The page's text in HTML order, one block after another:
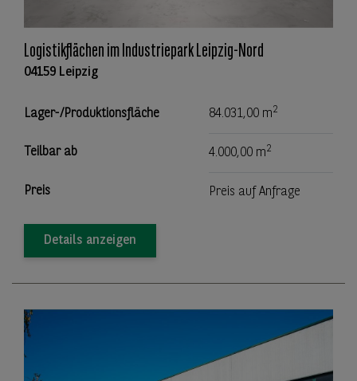
Logistikflächen im Industriepark Leipzig-Nord
04159 Leipzig
Lager-/Produktionsfläche 84.031,00 m2
Teilbar ab 4.000,00 m2
Preis Preis auf Anfrage
Details anzeigen